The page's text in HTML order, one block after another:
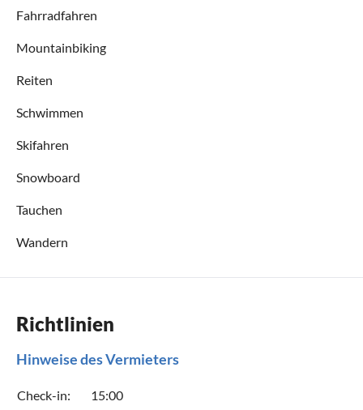
Fahrradfahren
Mountainbiking
Reiten
Schwimmen
Skifahren
Snowboard
Tauchen
Wandern
Richtlinien
Hinweise des Vermieters
Check-in:
15:00